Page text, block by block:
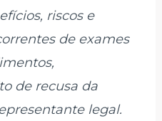
riscos e
de exames
de recusa da
legal.